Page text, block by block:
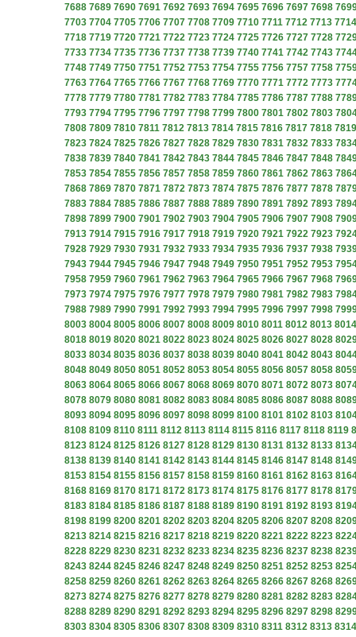
7688 7689 7690 7691 7692 7693 7694 7695 7696 7697 7698
7703 7704 7705 7706 7707 7708 7709 7710 7711 7712 7713 7714
7718 7719 7720 7721 7722 7723 7724 7725 7726 7727 7728
7733 7734 7735 7736 7737 7738 7739 7740 7741 7742 7743
7748 7749 7750 7751 7752 7753 7754 7755 7756 7757 7758
7763 7764 7765 7766 7767 7768 7769 7770 7771 7772 7773
7778 7779 7780 7781 7782 7783 7784 7785 7786 7787 7788
7793 7794 7795 7796 7797 7798 7799 7800 7801 7802 7803
7808 7809 7810 7811 7812 7813 7814 7815 7816 7817 7818 7819
7823 7824 7825 7826 7827 7828 7829 7830 7831 7832 7833
7838 7839 7840 7841 7842 7843 7844 7845 7846 7847 7848
7853 7854 7855 7856 7857 7858 7859 7860 7861 7862 7863
7868 7869 7870 7871 7872 7873 7874 7875 7876 7877 7878
7883 7884 7885 7886 7887 7888 7889 7890 7891 7892 7893
7898 7899 7900 7901 7902 7903 7904 7905 7906 7907 7908
7913 7914 7915 7916 7917 7918 7919 7920 7921 7922 7923
7928 7929 7930 7931 7932 7933 7934 7935 7936 7937 7938
7943 7944 7945 7946 7947 7948 7949 7950 7951 7952 7953
7958 7959 7960 7961 7962 7963 7964 7965 7966 7967 7968
7973 7974 7975 7976 7977 7978 7979 7980 7981 7982 7983
7988 7989 7990 7991 7992 7993 7994 7995 7996 7997 7998
8003 8004 8005 8006 8007 8008 8009 8010 8011 8012 8013 8014
8018 8019 8020 8021 8022 8023 8024 8025 8026 8027 8028
8033 8034 8035 8036 8037 8038 8039 8040 8041 8042 8043
8048 8049 8050 8051 8052 8053 8054 8055 8056 8057 8058
8063 8064 8065 8066 8067 8068 8069 8070 8071 8072 8073
8078 8079 8080 8081 8082 8083 8084 8085 8086 8087 8088
8093 8094 8095 8096 8097 8098 8099 8100 8101 8102 8103
8108 8109 8110 8111 8112 8113 8114 8115 8116 8117 8118 8119
8123 8124 8125 8126 8127 8128 8129 8130 8131 8132 8133
8138 8139 8140 8141 8142 8143 8144 8145 8146 8147 8148
8153 8154 8155 8156 8157 8158 8159 8160 8161 8162 8163
8168 8169 8170 8171 8172 8173 8174 8175 8176 8177 8178
8183 8184 8185 8186 8187 8188 8189 8190 8191 8192 8193
8198 8199 8200 8201 8202 8203 8204 8205 8206 8207 8208
8213 8214 8215 8216 8217 8218 8219 8220 8221 8222 8223
8228 8229 8230 8231 8232 8233 8234 8235 8236 8237 8238
8243 8244 8245 8246 8247 8248 8249 8250 8251 8252 8253
8258 8259 8260 8261 8262 8263 8264 8265 8266 8267 8268
8273 8274 8275 8276 8277 8278 8279 8280 8281 8282 8283
8288 8289 8290 8291 8292 8293 8294 8295 8296 8297 8298
8303 8304 8305 8306 8307 8308 8309 8310 8311 8312 8313 8314